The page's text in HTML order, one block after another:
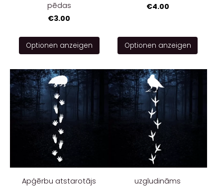
pēdas
€3.00
Optionen anzeigen
€4.00
Optionen anzeigen
Apģērbu atstarotājs
uzgludināms